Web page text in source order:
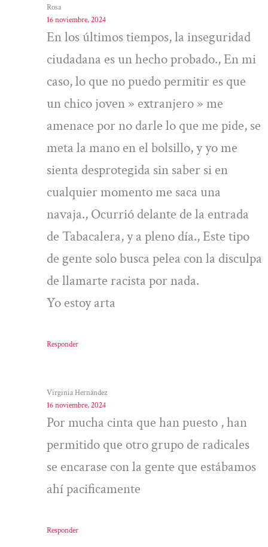
Rosa
16 noviembre, 2024
En los últimos tiempos, la inseguridad
ciudadana es un hecho probado., En mi
caso, lo que no puedo permitir es que
un chico joven » extranjero » me
amenace por no darle lo que me pide, se
meta la mano en el bolsillo, y yo me
sienta desprotegida sin saber si en
cualquier momento me saca una
navaja., Ocurrió delante de la entrada
de Tabacalera, y a pleno día., Este tipo
de gente solo busca pelea con la disculpa
de llamarte racista por nada.
Yo estoy arta
Responder
Virginia Hernández
16 noviembre, 2024
Por mucha cinta que han puesto , han
permitido que otro grupo de radicales
se encarase con la gente que estábamos
ahí pacificamente
Responder